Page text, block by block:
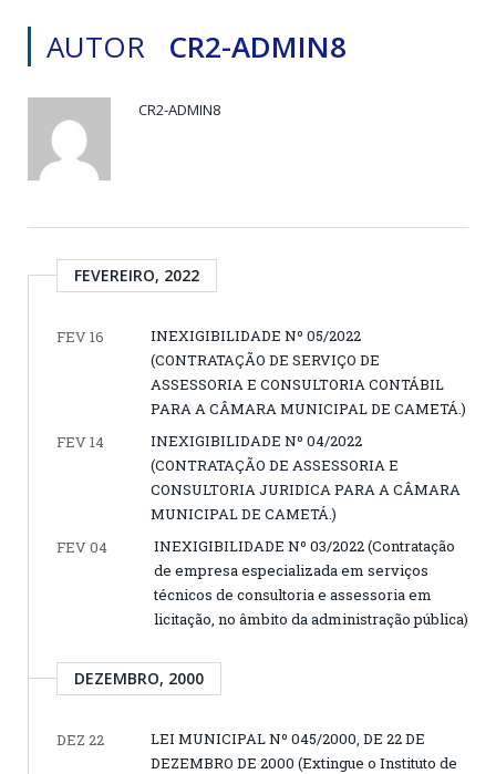
AUTOR CR2-ADMIN8
CR2-ADMIN8
FEVEREIRO, 2022
FEV 16
INEXIGIBILIDADE Nº 05/2022
(CONTRATAÇÃO DE SERVIÇO DE
ASSESSORIA E CONSULTORIA CONTÁBIL
PARA A CÂMARA MUNICIPAL DE CAMETÁ.)
FEV 14
INEXIGIBILIDADE Nº 04/2022
(CONTRATAÇÃO DE ASSESSORIA E
CONSULTORIA JURIDICA PARA A CÂMARA
MUNICIPAL DE CAMETÁ.)
FEV 04
INEXIGIBILIDADE Nº 03/2022 (Contratação
de empresa especializada em serviços
técnicos de consultoria e assessoria em
licitação, no âmbito da administração pública)
DEZEMBRO, 2000
DEZ 22
LEI MUNICIPAL Nº 045/2000, DE 22 DE
DEZEMBRO DE 2000 (Extingue o Instituto de